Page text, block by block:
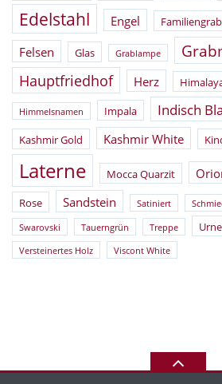
Edelstahl Engel Familiengrab
Felsen Glas Grablampe
Hauptfriedhof Herz
Himmelsnamen Impala Indisch
Kashmir Gold Kashmir White
Laterne Mocca Quarzit
Rose Sandstein Satiniert
Swarovski Tauerngrün Treppe
Versteinertes Holz Viscont White